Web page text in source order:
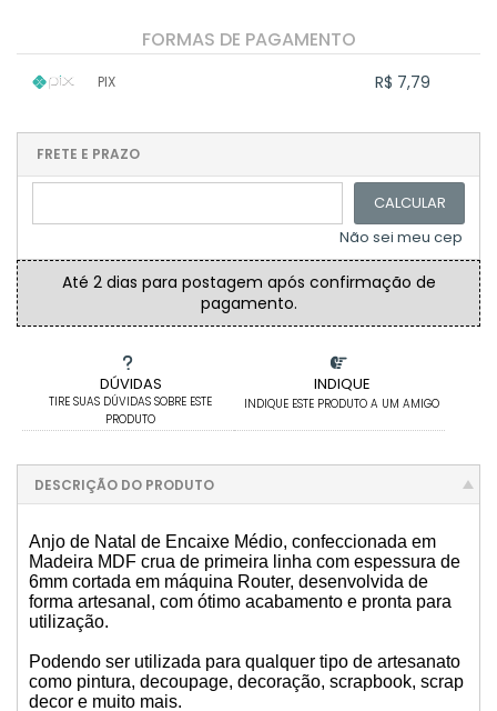
BANDEJA COM TRIO DE POTES
CAIXA SAPATO 8X8X5CM
CAIXA SAPATO 20CMX20CMX8CM COM DIVISÓRIA
CAIXA SAPATO 35X35X10CM
CAIXA MINI CHANDON 2 LUGARES
CAIXA SAPATO 23X16X8CM
50 CAIXAS SAPATO 7X7X5CM
CAIXA MINI CHANDON 1 LUGAR
30 CAIXAS SAPATO 10X10X5CM
DÚVIDAS
TIRE SUAS DÚVIDAS SOBRE ESTE
PRODUTO
INDIQUE
INDIQUE ESTE PRODUTO A UM AMIGO
FORMAS DE PAGAMENTO
PIX R$ 7,79
...
....
FRETE E PRAZO
CALCULAR
Não sei meu cep
Até 2 dias para postagem após confirmação de
pagamento.
DESCRIÇÃO DO PRODUTO
Anjo de Natal de Encaixe Médio, confeccionada em
Madeira MDF crua de primeira linha com espessura de
6mm cortada em máquina Router, desenvolvida de
forma artesanal, com ótimo acabamento e pronta para
utilização.
Podendo ser utilizada para qualquer tipo de artesanato
como pintura, decoupage, decoração, scrapbook, scrap
decor e muito mais.